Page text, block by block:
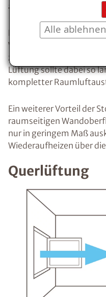
Alle ablehnen
abgesenkt werden kann.
Eine Stoßlüftung muss
Wohnraumnutzung
zwei- bis dreimal am
Lüftung sollte dabei so
kompletter
Ein weiterer Vorteil der
raumseitigen
nur in geringem Maß
Wiederaufheizen über
Querlüftung
Kostenlosen
Voraussetzung für den
Ratgebers ist die